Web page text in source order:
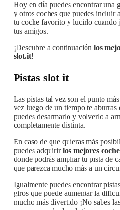
Hoy en día puedes encontrar una
y otros coches que puedes incluir
tu coche favorito y lucirlo cuando
tus amigos.
¡Descubre a continuación los
slot.it!
Pistas slot it
Las pistas tal vez son el punto
vez luego de un tiempo te
puedes desarmarlo y volverlo a
completamente distinta.
En caso de que quieras más
puedes adquirirlos mejores
donde podrás ampliar tu pista de
que parezca mucho más a un
Igualmente puedes encontrar
giros que puede aumentar la
mucho más divertido ¡No sabes